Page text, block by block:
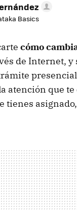
Basics
cómo
de Internet, y
atención que te
tienes